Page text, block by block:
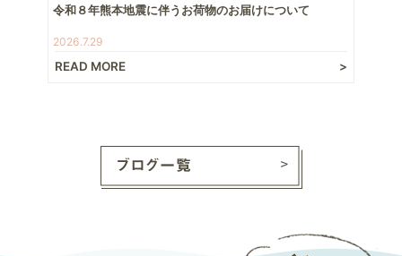
令和８年熊本地震に伴うお荷物のお届けについて
2026.7.29
READ MORE